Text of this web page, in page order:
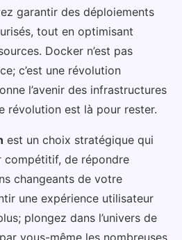
garantir des déploiements
tout en optimisant
Docker n’est pas
c’est une révolution
l’avenir des infrastructures
révolution est là pour rester.
est un choix stratégique qui
compétitif, de répondre
changeants de votre
une expérience utilisateur
plongez dans l’univers de
vous-même les nombreuses